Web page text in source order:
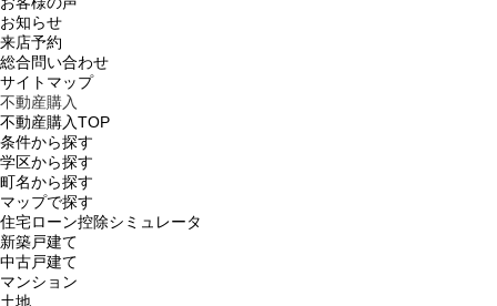
お知らせ
来店予約
総合問い合わせ
サイトマップ
不動産購入
不動産購入TOP
条件から探す
学区から探す
町名から探す
マップで探す
住宅ローン控除シミュレータ
新築戸建て
中古戸建て
マンション
土地